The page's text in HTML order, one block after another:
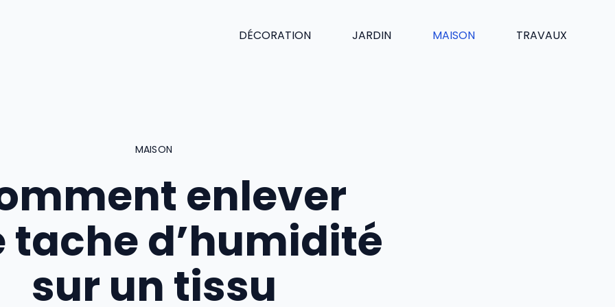
DÉCORATION JARDIN MAISON TRAVAUX
MAISON
enlever
tache d’humidité
sur un tissu